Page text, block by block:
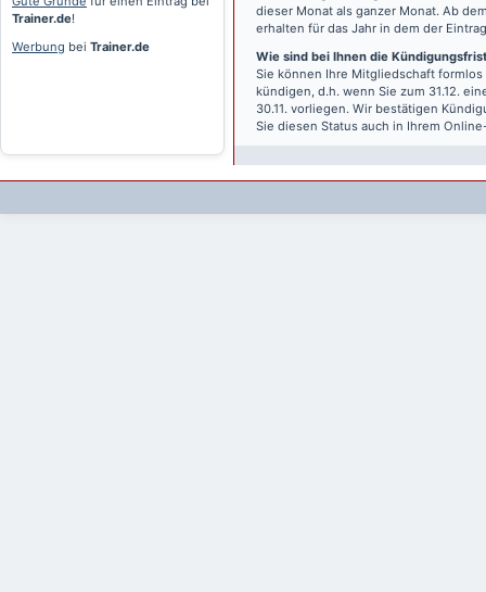
Trainer.de!
Werbung bei Trainer.de
dieser Monat als ganzer Monat. Ab
erhalten für das Jahr in dem der
Wie sind bei Ihnen die
Sie können Ihre Mitgliedschaft
kündigen, d.h. wenn Sie zum 31.12.
30.11. vorliegen. Wir bestätigen
Sie diesen Status auch in Ihrem